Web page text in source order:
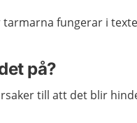
tarmarna fungerar i
på?
till att det blir